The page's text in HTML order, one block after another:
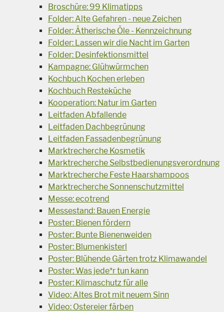
Broschüre: 99 Klimatipps
Folder: Alte Gefahren - neue Zeichen
Folder: Ätherische Öle - Kennzeichnung
Folder: Lassen wir die Nacht im Garten
Folder: Desinfektionsmittel
Kampagne: Glühwürmchen
Kochbuch Kochen erleben
Kochbuch Resteküche
Kooperation: Natur im Garten
Leitfaden Abfallende
Leitfaden Dachbegrünung
Leitfaden Fassadenbegrünung
Marktrecherche Kosmetik
Marktrecherche Selbstbedienungsverordnung
Marktrecherche Feste Haarshampoos
Marktrecherche Sonnenschutzmittel
Messe: ecotrend
Messestand: Bauen Energie
Poster: Bienen fördern
Poster: Bunte Bienenweiden
Poster: Blumenkisterl
Poster: Blühende Gärten trotz Klimawandel
Poster: Was jede*r tun kann
Poster: Klimaschutz für alle
Video: Altes Brot mit neuem Sinn
Video: Ostereier färben